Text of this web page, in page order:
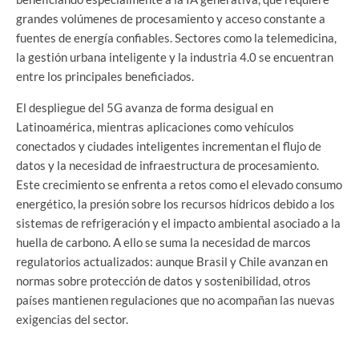
grandes volúmenes de procesamiento y acceso constante a
fuentes de energía confiables. Sectores como la telemedicina,
la gestión urbana inteligente y la industria 4.0 se encuentran
entre los principales beneficiados.
El despliegue del 5G avanza de forma desigual en
Latinoamérica, mientras aplicaciones como vehículos
conectados y ciudades inteligentes incrementan el flujo de
datos y la necesidad de infraestructura de procesamiento.
Este crecimiento se enfrenta a retos como el elevado consumo
energético, la presión sobre los recursos hídricos debido a los
sistemas de refrigeración y el impacto ambiental asociado a la
huella de carbono. A ello se suma la necesidad de marcos
regulatorios actualizados: aunque Brasil y Chile avanzan en
normas sobre protección de datos y sostenibilidad, otros
países mantienen regulaciones que no acompañan las nuevas
exigencias del sector.